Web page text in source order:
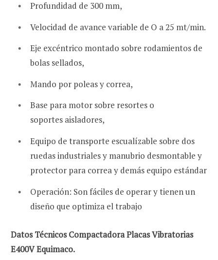
Profundidad de 300 mm,
Velocidad de avance variable de O a 25 mt/min.
Eje excéntrico montado sobre rodamientos de
bolas sellados,
Mando por poleas y correa,
Base para motor sobre resortes o
soportes aisladores,
Equipo de transporte escualízable sobre dos
ruedasindustriales y manubrio desmontable y
protector para correa y demás equipo estándar
Operación: Son fáciles de operar y tienen un
diseño que optimiza el trabajo
Datos Técnicos Compactadora Placas Vibratorias
E400V Equimaco.